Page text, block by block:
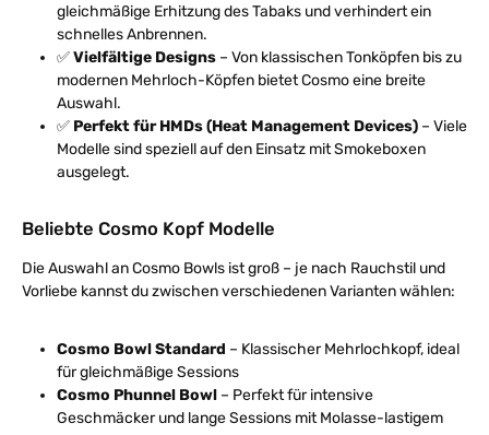
gleichmäßige Erhitzung des Tabaks und verhindert ein
schnelles Anbrennen.
✅Vielfältige Designs – Von klassischen Tonköpfen bis zu
modernen Mehrloch-Köpfen bietet Cosmo eine breite
Auswahl.
✅ Perfekt für HMDs (Heat Management Devices) – Viele
Modelle sind speziell auf den Einsatz mit Smokeboxen
ausgelegt.
Beliebte Cosmo Kopf Modelle
Die Auswahl an Cosmo Bowls ist groß – je nach Rauchstil und
Vorliebe kannst du zwischen verschiedenen Varianten wählen:
Cosmo Bowl Standard – Klassischer Mehrlochkopf, ideal
für gleichmäßige Sessions
Cosmo Phunnel Bowl – Perfekt für intensive
Geschmäcker und lange Sessions mit Molasse-lastigem